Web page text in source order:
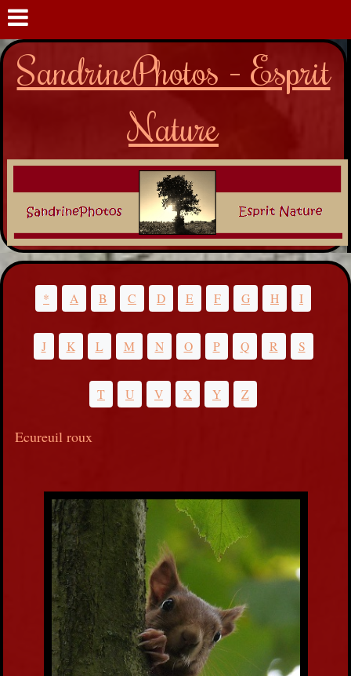
SandrinePhotos - Esprit
Nature
* A B C D E F G H I
J K L M N O P Q R S
T U V X Y Z
Ecureuil roux